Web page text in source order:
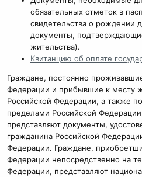
обязательных отметок в
свидетельства о рождении
документы,
жительства).
Квитанцию об оплате
Граждане, постоянно
Федерации и прибывшие к месту
Российской Федерации, а также
пределами Российской
представляют документы,
гражданина Российской
Федерации. Граждане,
Федерации непосредственно на
Федерации, представляют